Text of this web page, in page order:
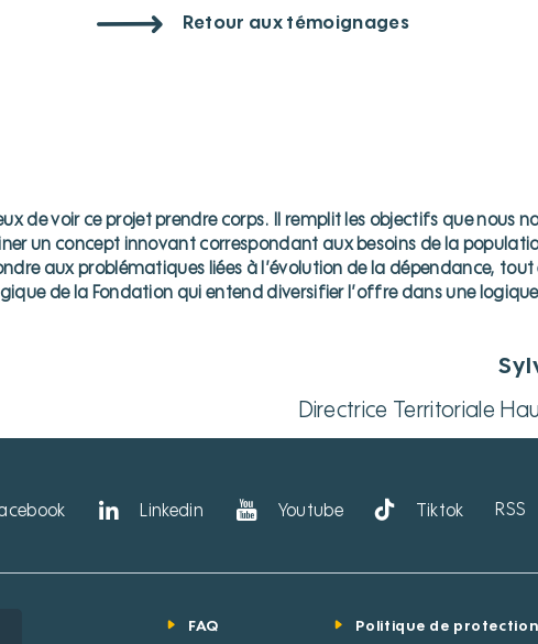
Retour aux témoignages
de voir ce projet prendre corps. Il remplit les objectifs que nous
un concept innovant correspondant aux besoins de la
aux problématiques liées à l’évolution de la dépendance, tout
de la Fondation qui entend diversifier l’offre dans une
Directrice Territoriale
Linkedin Youtube Tiktok RSS
FAQ Politique de protection